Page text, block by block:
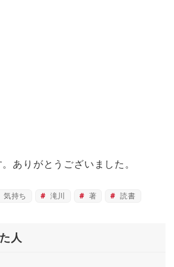
ありがとうございました。
気持ち 滝川 著 読書
人